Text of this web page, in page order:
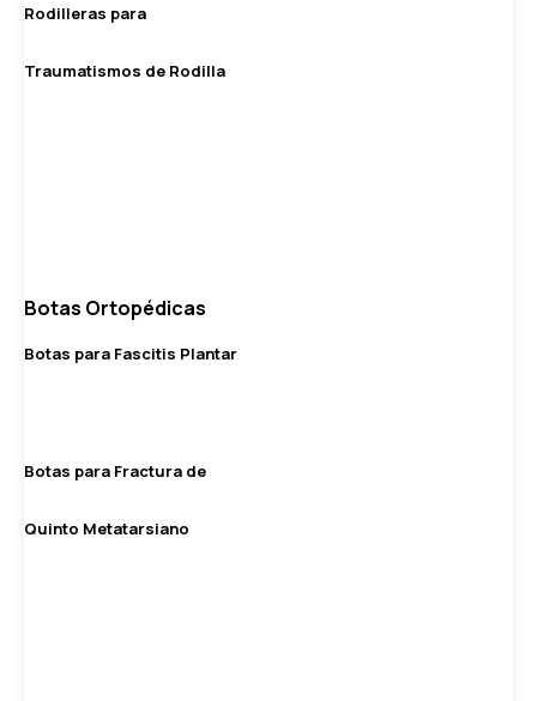
Rodilleras para
Traumatismos de Rodilla
Botas Ortopédicas
Botas para Fascitis Plantar
Botas para Fractura de
Quinto Metatarsiano